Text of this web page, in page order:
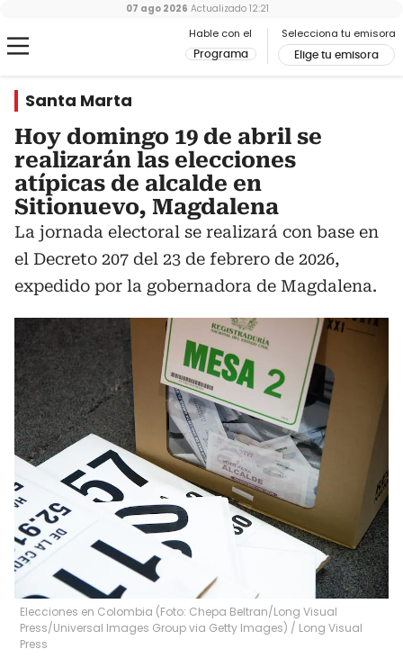
Hable con el
Programa
Selecciona tu emisora
Elige tu emisora
07 ago 2026 Actualizado 12:21
Santa Marta
Hoy domingo 19 de abril se
realizarán las elecciones
atípicas de alcalde en
Sitionuevo, Magdalena
La jornada electoral se realizará con base en
el Decreto 207 del 23 de febrero de 2026,
expedido por la gobernadora de Magdalena.
Elecciones en Colombia (Foto: Chepa Beltran/Long Visual
Press/Universal Images Group via Getty Images) / Long Visual
Press